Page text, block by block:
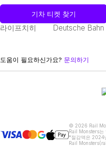
기차 티켓 찾기
라이프치히 Deutsche Bahn
도움이 필요하신가요? 문의하기
© 2026 Rail
Rail Monsters는
*절감액은 2024
Rail